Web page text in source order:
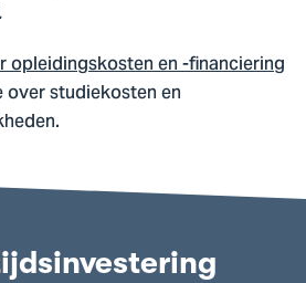
opleidingskosten en -financiering
studiekosten en